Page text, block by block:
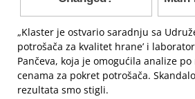
„Klaster je ostvario saradnju sa
potrošača za kvalitet hrane’ i
Pančeva, koja je omogućila analize
cenama za pokret potrošača.
rezultata smo stigli.